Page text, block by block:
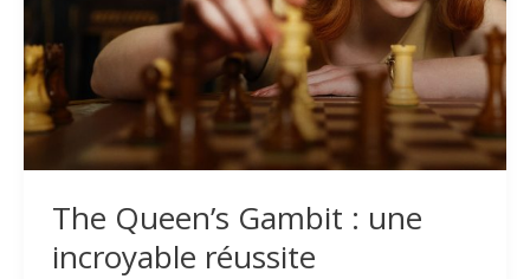
The Queen’s Gambit : une
incroyable réussite